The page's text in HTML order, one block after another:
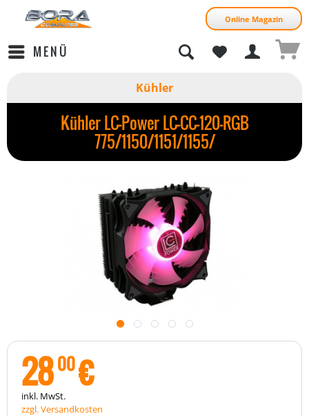
Online Magazin
MENÜ
Kühler
Kühler LC-Power LC-CC-120-RGB
775/1150/1151/1155/
2800€
inkl. MwSt.
zzgl. Versandkosten